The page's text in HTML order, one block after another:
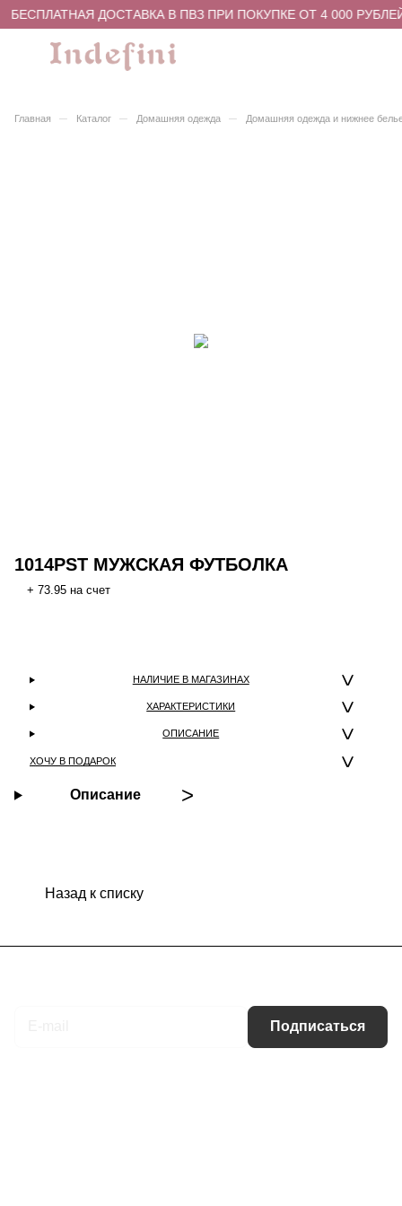
БЕСПЛАТНАЯ ДОСТАВКА В ПВЗ ПРИ ПОКУПКЕ ОТ 4 000 РУБЛЕЙ
Главная – Каталог – Домашняя одежда – Домашняя одежда и нижнее
1014PST МУЖСКАЯ ФУТБОЛКА
+ 73.95 на счет
НАЛИЧИЕ В МАГАЗИНАХ
ХАРАКТЕРИСТИКИ
ОПИСАНИЕ
ХОЧУ В ПОДАРОК
Описание
Назад к списку
Подписаться